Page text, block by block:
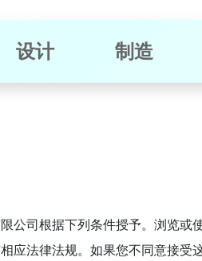
设计 制造
公司根据下列条件授予。浏览或
应法律法规。如果您不同意接受